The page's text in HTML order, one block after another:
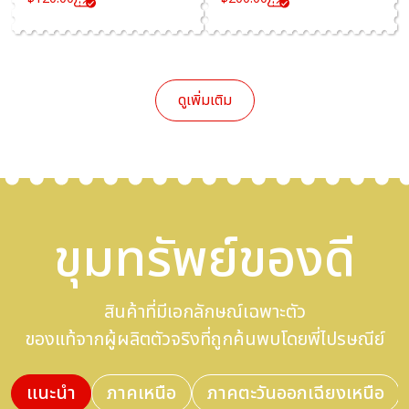
ดูเพิ่มเติม
ขุมทรัพย์ของดี
สินค้าที่มีเอกลักษณ์เฉพาะตัว
ของแท้จากผู้ผลิตตัวจริงที่ถูกค้นพบโดยพี่ไปรษณีย์
แนะนำ
ภาคเหนือ ภาคตะวันออกเฉียงเหนือ